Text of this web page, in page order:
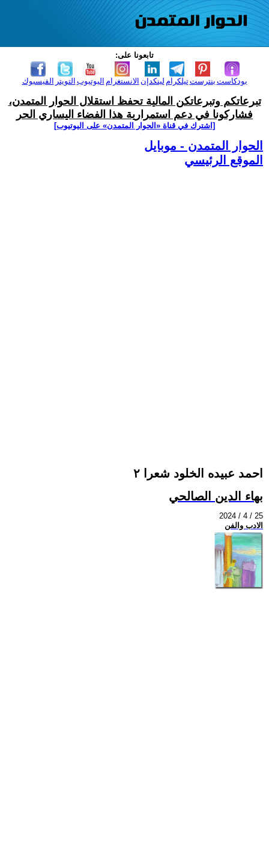
تابعونا على:
الفيسبوك التويتر اليوتيوب الانستغرام لينكدإن تيلكرامبنترست بودكاست
تبرعاتكم وتبرعاتكن المالية تحفظ استقلال الحوار المتمدن،
فشاركونا في دعم استمرارية هذا الفضاء اليساري الحر
[اشترك في قناة ‫«الحوار المتمدن» على اليوتيوب]
الحوار المتمدن - موبايل
الموقع الرئيسي
احمد عبيده الخلود شعرا ٢
بهاء الدين الصالحي
2024 / 4 / 25
الادب والفن